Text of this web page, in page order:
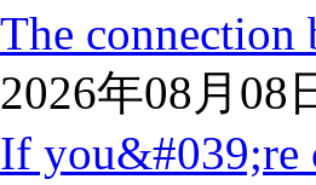
The connection
2026年08月08
If you&#039;re